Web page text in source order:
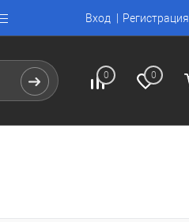
Вход Регистрация
0 0